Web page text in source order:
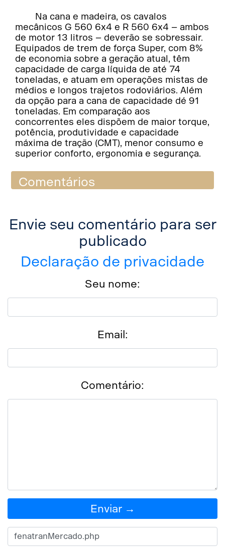
Na cana e madeira, os cavalos
mecânicos G 560 6x4 e R 560 6x4 – ambos
de motor 13 litros – deverão se sobressair.
Equipados de trem de força Super, com 8%
de economia sobre a geração atual, têm
capacidade de carga líquida de até 74
toneladas, e atuam em operações mistas de
médios e longos trajetos rodoviários. Além
da opção para a cana de capacidade dé 91
toneladas. Em comparação aos
concorrentes eles dispõem de maior torque,
potência, produtividade e capacidade
máxima de tração (CMT), menor consumo e
superior conforto, ergonomia e segurança.
Comentários
Envie seu comentário para ser
publicado
Declaração de privacidade
Seu nome:
Email:
Comentário:
Enviar →